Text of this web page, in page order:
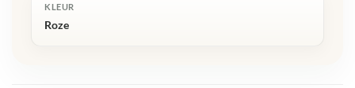
KLEUR
Roze